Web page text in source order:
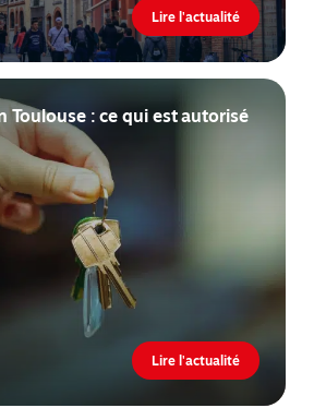
Lire l'actualité
Toulouse : ce qui est autorisé
Lire l'actualité